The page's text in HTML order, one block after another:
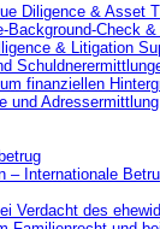
Diligence & Asset
Background-Check
& Litigation
finanziellen
und Adressermittlung
– Internationale
Verdacht des